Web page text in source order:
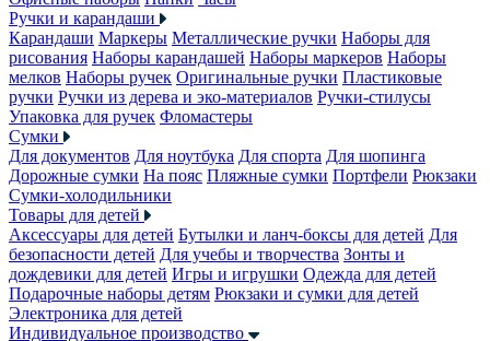
Ручки и карандаши
Карандаши Маркеры Металлические ручки Наборы для
рисования Наборы карандашей Наборы маркеров Наборы
мелков Наборы ручек Оригинальные ручки Пластиковые
ручки Ручки из дерева и эко-материалов Ручки-стилусы
Упаковка для ручек Фломастеры
Сумки
Для документов Для ноутбука Для спорта Для шопинга
Дорожные сумки На пояс Пляжные сумки Портфели Рюкзаки
Сумки-холодильники
Товары для детей
Аксессуары для детей Бутылки и ланч-боксы для детей Для
безопасности детей Для учебы и творчества Зонты и
дождевики для детей Игры и игрушки Одежда для детей
Подарочные наборы детям Рюкзаки и сумки для детей
Электроника для детей
Индивидуальное производство